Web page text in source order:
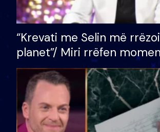
“Krevati me Selin më
planet”/ Miri rrëfen
bukura në shtëpinë e BB
mungojë zilja e mëngjesit